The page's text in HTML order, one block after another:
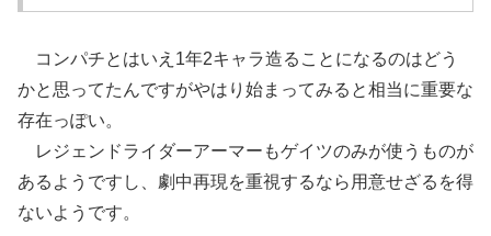
コンパチとはいえ1年2キャラ造ることになるのはどう
かと思ってたんですがやはり始まってみると相当に重要な
存在っぽい。
レジェンドライダーアーマーもゲイツのみが使うものが
あるようですし、劇中再現を重視するなら用意せざるを得
ないようです。